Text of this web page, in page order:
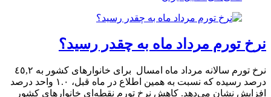
نرخ تورم مرداد ماه به چقدر رسید؟
نرخ تورم سالانه مرداد ماه امسال برای خانوار‌های کشور به ٤٥,٢
درصد رسیده که نسبت به همین اطلاع در ماه قبل، ١.٠ واحد درصد
افزایش نشان می‌دهد. کاهش نرخ تورم نقطه‌ای خانوار‌های کشور